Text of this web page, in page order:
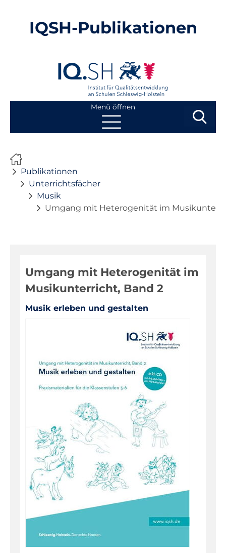
IQSH-Publikationen
Menü öffnen
Publikationen
Neuheiten
Fortbildungen
Informationen für Eltern
Inklusion, Sonderpädagogik
Unterrichts-, Personal-, Schulentwicklung
Unterrichtsfächer
Bilingualer Unterricht
Darstellendes Spiel
Dänisch
Deutsch
Deutsch als Zweitsprache
Englisch
Friesisch
Publikationen
Unterrichtsfächer
Musik
Umgang mit Heterogenität im
Umgang mit Heterogenität im
Musikunterricht, Band 2
Musik erleben und gestalten